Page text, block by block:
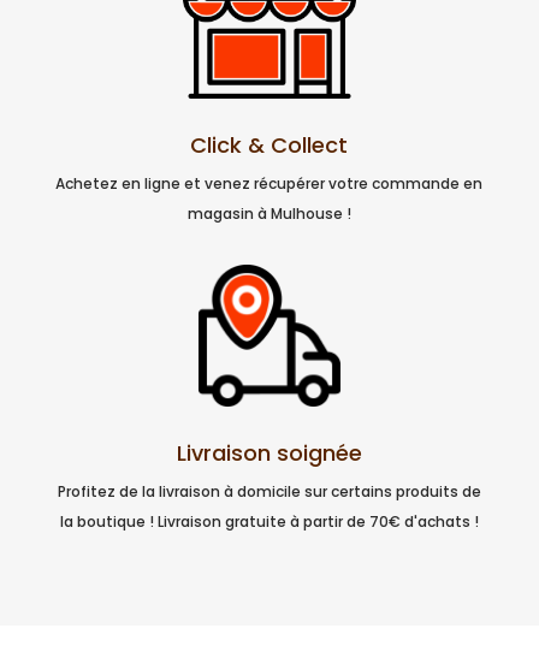
Click & Collect
Achetez en ligne et venez récupérer votre commande en
magasin à Mulhouse !
Livraison soignée
Profitez de la livraison à domicile sur certains produits de
la boutique ! Livraison gratuite à partir de 70€ d'achats !